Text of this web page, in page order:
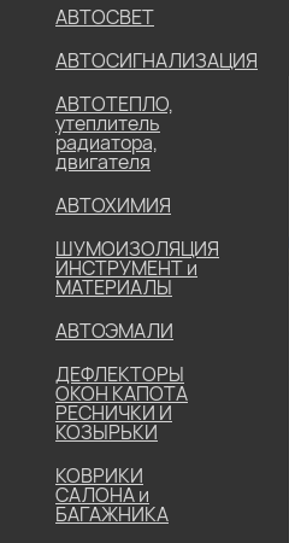
АВТОСВЕТ
АВТОСИГНАЛИЗАЦИЯ
АВТОТЕПЛО,
утеплитель
радиатора,
двигателя
АВТОХИМИЯ
ШУМОИЗОЛЯЦИЯ
ИНСТРУМЕНТ и
МАТЕРИАЛЫ
АВТОЭМАЛИ
ДЕФЛЕКТОРЫ
ОКОН КАПОТА
РЕСНИЧКИ И
КОЗЫРЬКИ
КОВРИКИ
САЛОНА и
БАГАЖНИКА